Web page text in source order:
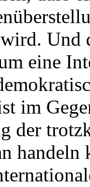
Und
eine
im
der